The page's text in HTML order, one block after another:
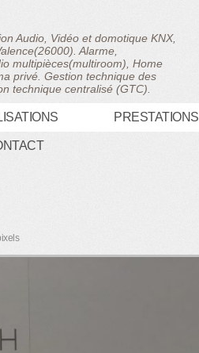
Audio, Vidéo et domotique KNX,
Alarme,
multipièces(multiroom), Home
privé. Gestion technique des
technique centralisé (GTC).
PRESTATIONS